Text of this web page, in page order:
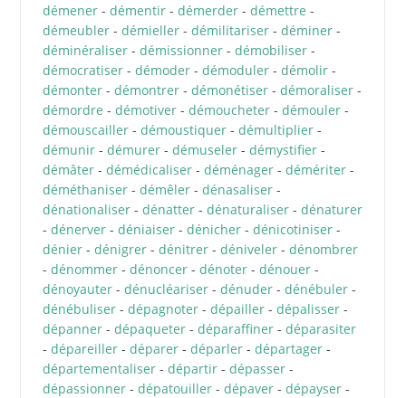
démener- démentir- démerder- démettre -
démeubler- démieller- démilitariser- déminer-
déminéraliser- démissionner- démobiliser-
démocratiser- démoder- démoduler- démolir-
démonter- démontrer- démonétiser- démoraliser-
démordre - démotiver- démoucheter- démouler-
démouscailler- démoustiquer- démultiplier-
démunir- démurer- démuseler- démystifier-
démâter- démédicaliser- déménager- démériter-
déméthaniser- démêler- dénasaliser-
dénationaliser- dénatter- dénaturaliser- dénaturer
- dénerver- déniaiser- dénicher- dénicotiniser-
dénier- dénigrer- dénitrer- déniveler- dénombrer
- dénommer- dénoncer- dénoter- dénouer-
dénoyauter- dénucléariser- dénuder- dénébuler-
dénébuliser- dépagnoter- dépailler- dépalisser-
dépanner- dépaqueter- déparaffiner- déparasiter
- dépareiller- déparer- déparler- départager-
départementaliser- départir- dépasser-
dépassionner- dépatouiller- dépaver- dépayser-